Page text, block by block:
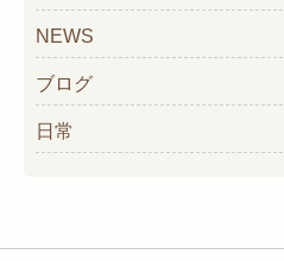
NEWS
ブログ
日常